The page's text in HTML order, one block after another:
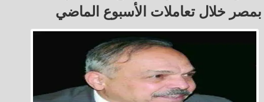
بمصر خلال تعاملات الأسبوع الماضي